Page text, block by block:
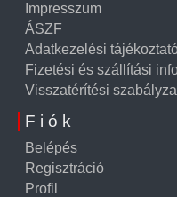
Impresszum
ÁSZF
Adatkezelési
Fizetési és szállítási
Visszatérítési
Fiók
Belépés
Regisztráció
Profil